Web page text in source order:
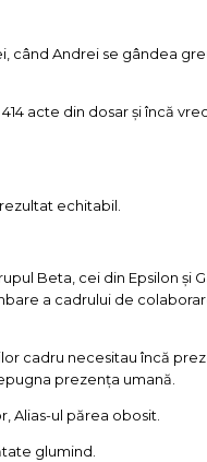
când Andrei se gândea
acte din dosar și încă
echitabil.
Beta, cei din Epsilon
a cadrului de
cadru necesitau încă
prezența umană.
Alias-ul părea obosit.
glumind.